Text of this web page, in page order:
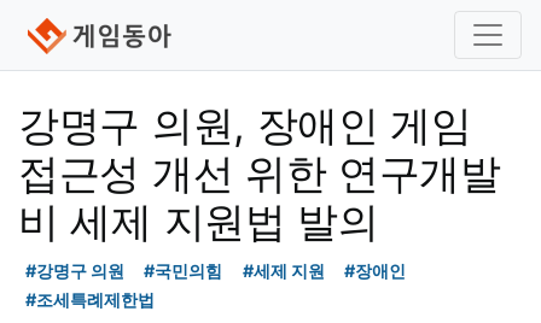
강명구 의원, 장애인 게임
접근성 개선 위한 연구개발
비 세제 지원법 발의
#강명구 의원 #국민의힘 #세제 지원
#장애인
#조세특례제한법